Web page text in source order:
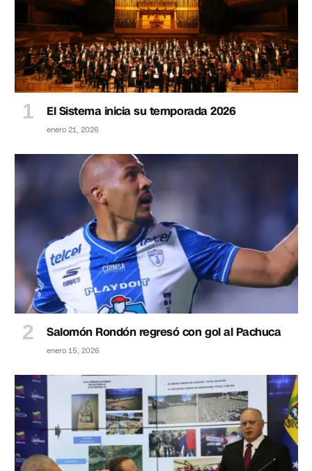
El Sistema inicia su temporada 2026
enero 21, 2026
Salomón Rondón regresó con gol al Pachuca
enero 15, 2026